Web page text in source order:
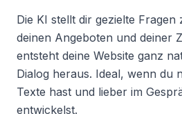
Die KI stellt dir gezielte Fragen
deinen Angeboten und deiner
entsteht deine Website ganz
Dialog heraus. Ideal, wenn du
Texte hast und lieber im
entwickelst.